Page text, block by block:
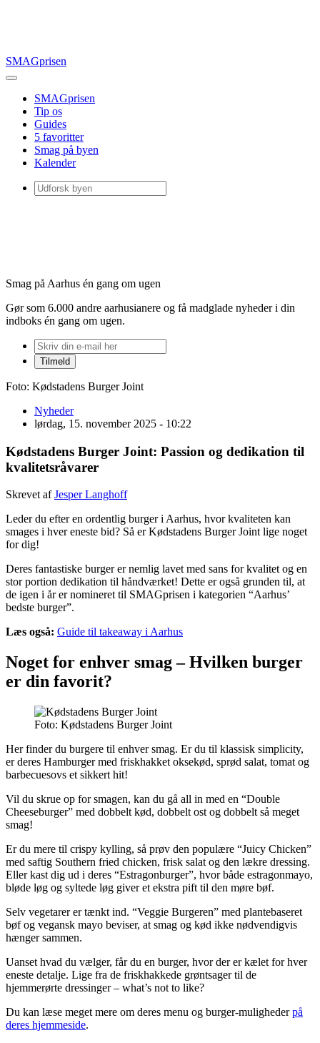
SMAGprisen
SMAGprisen
Tip os
Guides
5 favoritter
Smag på byen
Kalender
Smag på Aarhus én gang om ugen
Gør som 6.000 andre aarhusianere og få madglade nyheder i din
indboks én gang om ugen.
Foto: Kødstadens Burger Joint
Nyheder
lørdag, 15. november 2025 - 10:22
Kødstadens Burger Joint: Passion og dedikation til
kvalitetsråvarer
Skrevet afJesper Langhoff
Leder du efter en ordentlig burger i Aarhus, hvor kvaliteten kan
smages i hver eneste bid? Så er Kødstadens Burger Joint lige noget
for dig!
Deres fantastiske burger er nemlig lavet med sans for kvalitet og en
stor portion dedikation til håndværket! Dette er også grunden til, at
de igen i år er nomineret til SMAGprisen i kategorien “Aarhus’
bedste burger”.
Læs også: Guide til takeaway i Aarhus
Noget for enhver smag – Hvilken burger
er din favorit?
Foto: Kødstadens Burger Joint
Her finder du burgere til enhver smag. Er du til klassisk simplicity,
er deres Hamburger med friskhakket oksekød, sprød salat, tomat og
barbecuesovs et sikkert hit!
Vil du skrue op for smagen, kan du gå all in med en “Double
Cheeseburger” med dobbelt kød, dobbelt ost og dobbelt så meget
smag!
Er du mere til crispy kylling, så prøv den populære “Juicy Chicken”
med saftig Southern fried chicken, frisk salat og den lækre dressing.
Eller kast dig ud i deres “Estragonburger”, hvor både estragonmayo,
bløde løg og syltede løg giver et ekstra pift til den møre bøf.
Selv vegetarer er tænkt ind. “Veggie Burgeren” med plantebaseret
bøf og vegansk mayo beviser, at smag og kød ikke nødvendigvis
hænger sammen.
Uanset hvad du vælger, får du en burger, hvor der er kælet for hver
eneste detalje. Lige fra de friskhakkede grøntsager til de
hjemmerørte dressinger – what’s not to like?
Du kan læse meget mere om deres menu og burger-mulighederpå
deres hjemmeside.